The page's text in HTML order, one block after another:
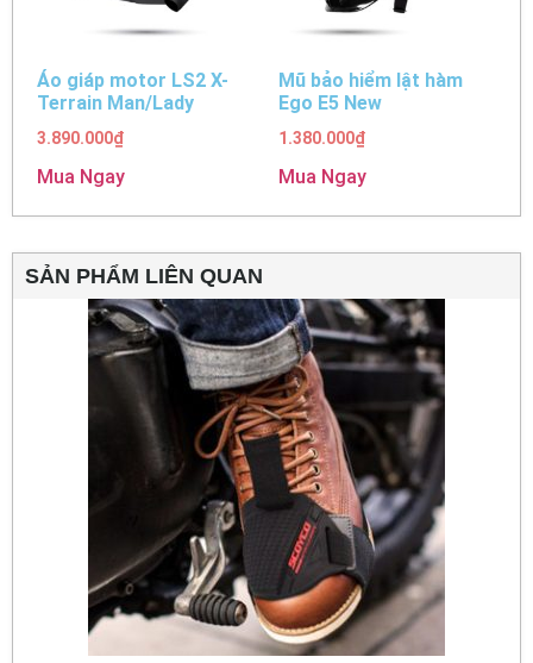
Áo giáp motor LS2 X-
Terrain Man/Lady
3.890.000₫
Mua Ngay
Mũ bảo hiểm lật hàm
Ego E5 New
1.380.000₫
Mua Ngay
SẢN PHẨM LIÊN QUAN